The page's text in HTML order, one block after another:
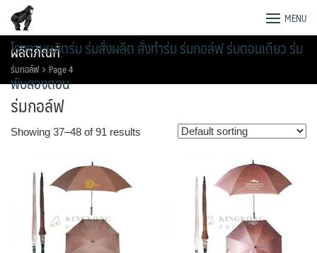
content
โรงงานผลิตร่ม ร่มสั่งผลิต สั่งทำร่ม ร่มกอล์ฟ ร่มตอนเดียว ร่ม
พับสองตอน
MENU
ผลิตภัณฑ์
ร่มกอล์ฟ Page 4
ร่มกอล์ฟ
Showing 37–48 of 91 results